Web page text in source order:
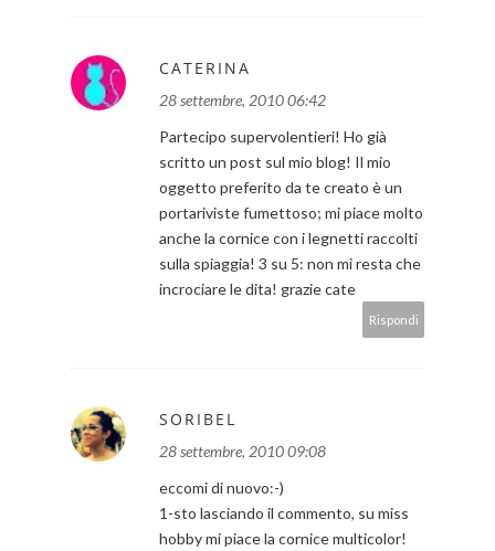
CATERINA
28 settembre, 2010 06:42
Partecipo supervolentieri! Ho già
scritto un post sul mio blog! Il mio
oggetto preferito da te creato è un
portariviste fumettoso; mi piace molto
anche la cornice con i legnetti raccolti
sulla spiaggia! 3 su 5: non mi resta che
incrociare le dita! grazie cate
Rispondi
SORIBEL
28 settembre, 2010 09:08
eccomi di nuovo:-)
1-sto lasciando il commento, su miss
hobby mi piace la cornice multicolor!